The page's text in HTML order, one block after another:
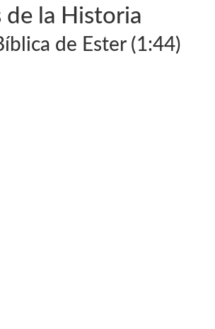
de la Historia
de Ester (1:44)